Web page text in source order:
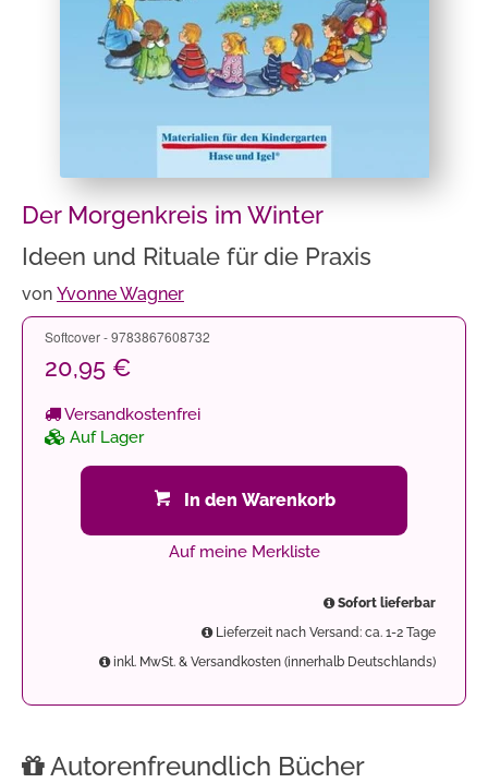
Der Morgenkreis im Winter
Ideen und Rituale für die Praxis
von Yvonne Wagner
Softcover - 9783867608732
20,95 €
Versandkostenfrei
Auf Lager
In den Warenkorb
Auf meine Merkliste
Sofort lieferbar
Lieferzeit nach Versand: ca. 1-2 Tage
inkl. MwSt. & Versandkosten (innerhalb Deutschlands)
Autorenfreundlich Bücher